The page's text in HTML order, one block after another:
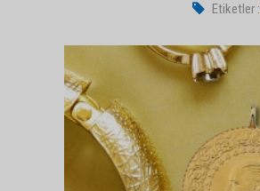
Etiketler :